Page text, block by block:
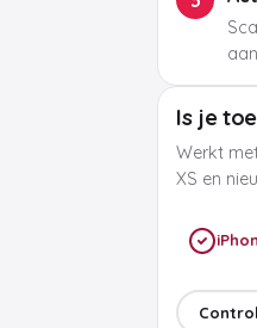
Is je
Werkt
XS en